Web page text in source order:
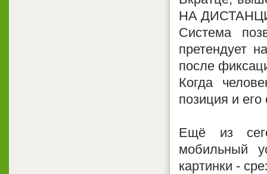
НА
Система
претендует
после
Когда
позиция и
Ещё из
мобильный
картинки -